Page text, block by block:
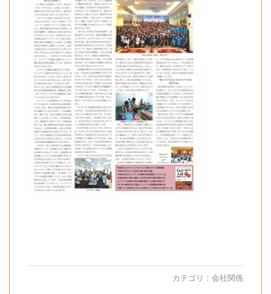
カテゴリ： 会社関係